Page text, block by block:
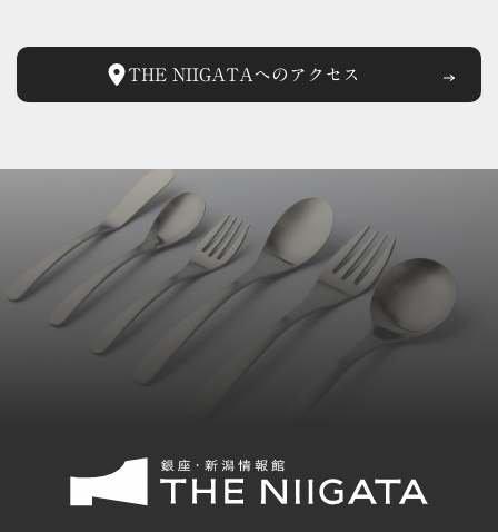
THE NIIGATAへの アクセス